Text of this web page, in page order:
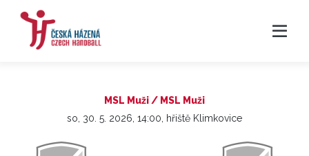
MSL Muži / MSL Muži
so, 30. 5. 2026, 14:00, hřiště Klimkovice